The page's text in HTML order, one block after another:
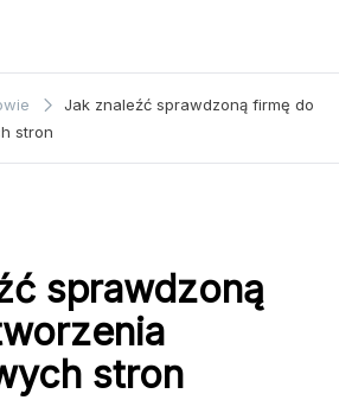
Jak znaleźć sprawdzoną firmę do
stron
sprawdzoną
stron